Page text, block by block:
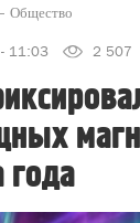
Общество
11:03 2 507
года